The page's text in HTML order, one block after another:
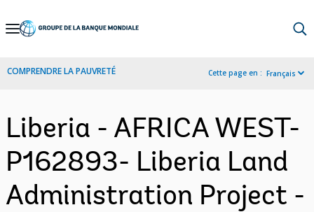
Skip
Navigation
COMPRENDRE LA PAUVRETÉ Cette page en : Français
Liberia - AFRICA WEST-
P162893- Liberia Land
Administration Project -